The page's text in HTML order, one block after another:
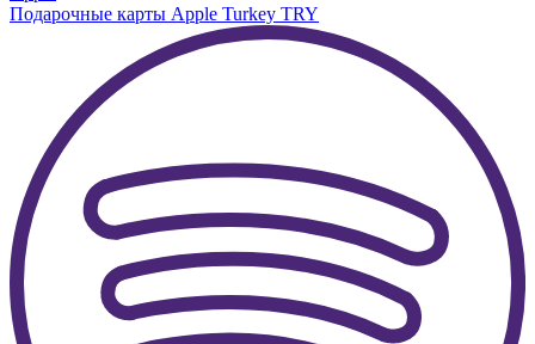
Подарочные карты Apple Turkey TRY